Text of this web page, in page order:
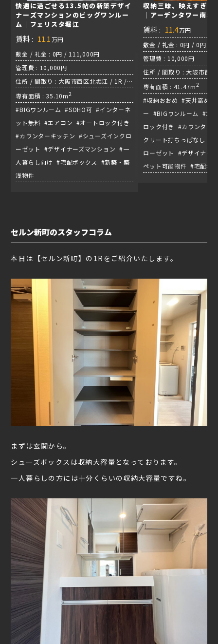
快適に過ごせる13.5帖の新築デザイ
ナーズマンションのビッグワンルー
ム｜フェリスタ堀江
賃料 : 11.1 万円
敷金 / 礼金 : 0円 / 111,000円
管理費 : 10,000円
住所 / 間取り : 大阪市西区北堀江 / 1R /
四つ橋線『四ツ橋駅』
専有面積 : 35.10m2
#BIGワンルーム #SOHO可 #インターネ
ット無料 #エアコン #オートロック付き
#カウンターキッチン #シューズインクロ
ーゼット #デザイナーズマンション #一
人暮らし向け #宅配ボックス #新築・築
浅物件
収納三昧、映えすぎる
｜アーデンタワー南堀
賃料 : 11.4万円
敷金 / 礼金 : 0円 / 0円
管理費 : 10,000円
住所 / 間取り : 大阪市西
千日線『西長堀駅』
専有面積 : 41.47m2
#収納おおめ #天井高め #
ー #BIGワンルーム #エ
ロック付き #カウンター
クリート打ちっぱなし #
ローゼット #デザイナー
ペット可能物件 #宅配ボ
セルン新町のスタッフコラム
本日は【セルン新町】の1Rをご紹介いたします。
まずは玄関から。
シューズボックスは収納大容量となっております。
一人暮らしの方には十分くらいの収納大容量ですね。